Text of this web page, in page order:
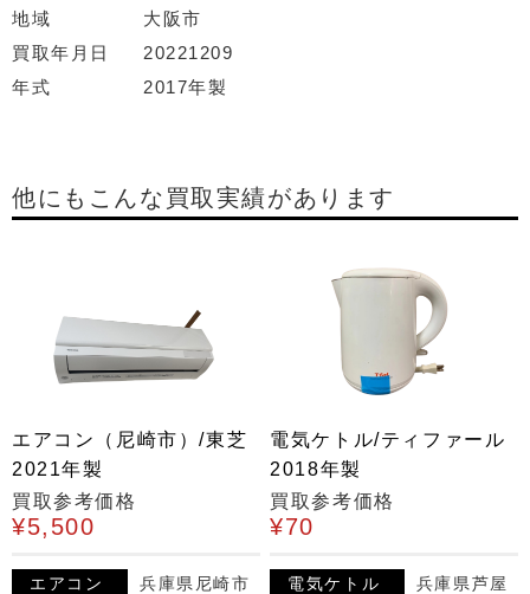
地域
大阪市
買取年月日
20221209
年式
2017年製
他にもこんな買取実績があります
エアコン（尼崎市）/東芝
2021年製
買取参考価格
¥5,500
エアコン 兵庫県尼崎市
電気ケトル/ティファール
2018年製
買取参考価格
¥70
電気ケトル
兵庫県芦屋